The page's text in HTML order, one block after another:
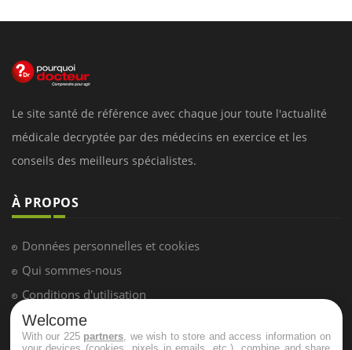
Le site santé de référence avec chaque jour toute l'actualité
médicale decryptée par des médecins en exercice et les
conseils des meilleurs spécialistes.
À PROPOS
Données personnelles et cookies
Qui sommes-nous
Conditions d'utilisation
Plan du site
Mentions Légales
Welcome
With our 225 partners , we wish to store and access information on
your devices (cookies, pixels in emails, etc.), combine and share